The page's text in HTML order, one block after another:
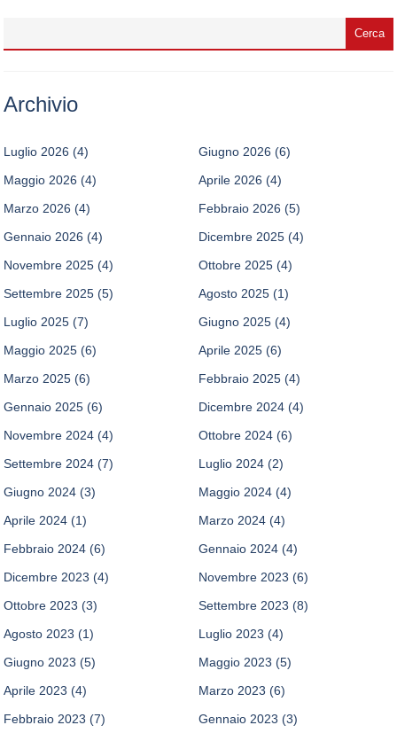
Archivio
Luglio 2026 (4) Giugno 2026 (6)
Maggio 2026 (4) Aprile 2026 (4)
Marzo 2026 (4) Febbraio 2026 (5)
Gennaio 2026 (4) Dicembre 2025 (4)
Novembre 2025 (4) Ottobre 2025 (4)
Settembre 2025 (5) Agosto 2025 (1)
Luglio 2025 (7) Giugno 2025 (4)
Maggio 2025 (6) Aprile 2025 (6)
Marzo 2025 (6) Febbraio 2025 (4)
Gennaio 2025 (6) Dicembre 2024 (4)
Novembre 2024 (4) Ottobre 2024 (6)
Settembre 2024 (7) Luglio 2024 (2)
Giugno 2024 (3) Maggio 2024 (4)
Aprile 2024 (1) Marzo 2024 (4)
Febbraio 2024 (6) Gennaio 2024 (4)
Dicembre 2023 (4) Novembre 2023 (6)
Ottobre 2023 (3) Settembre 2023 (8)
Agosto 2023 (1) Luglio 2023 (4)
Giugno 2023 (5) Maggio 2023 (5)
Aprile 2023 (4) Marzo 2023 (6)
Febbraio 2023 (7) Gennaio 2023 (3)